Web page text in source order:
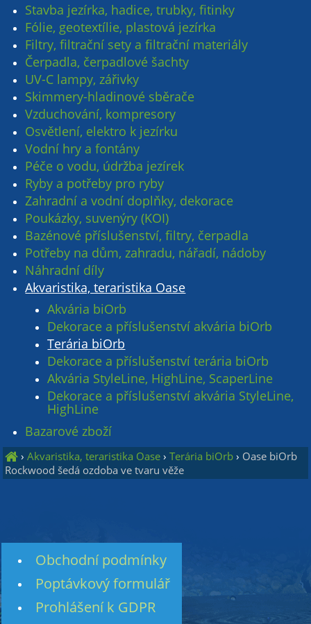
Stavba jezírka, hadice, trubky, fitinky
Fólie, geotextílie, plastová jezírka
Filtry, filtrační sety a filtrační materiály
Čerpadla, čerpadlové šachty
UV-C lampy, zářivky
Skimmery-hladinové sběrače
Vzduchování, kompresory
Osvětlení, elektro k jezírku
Vodní hry a fontány
Péče o vodu, údržba jezírek
Ryby a potřeby pro ryby
Zahradní a vodní doplňky, dekorace
Poukázky, suvenýry (KOI)
Bazénové příslušenství, filtry, čerpadla
Potřeby na dům, zahradu, nářadí, nádoby
Náhradní díly
Akvaristika, teraristika Oase
Akvária biOrb
Dekorace a příslušenství akvária biOrb
Terária biOrb
Dekorace a příslušenství terária biOrb
Akvária StyleLine, HighLine, ScaperLine
Dekorace a příslušenství akvária StyleLine,
HighLine
Bazarové zboží
›Akvaristika, teraristika Oase ›Terária biOrb › Oase biOrb
Rockwood šedá ozdoba ve tvaru věže
Obchodní podmínky
Poptávkový formulář
Prohlášení k GDPR